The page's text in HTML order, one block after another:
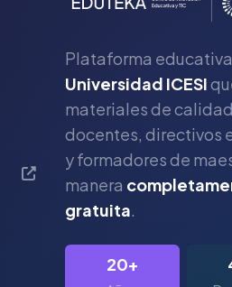
Plataforma
Universidad ICESI
materiales de
docentes, directivos
y formadores de
manera
gratuita.
20+